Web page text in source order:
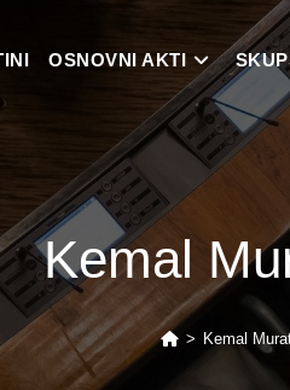
OSNOVNI AKTI
Kemal
> Kemal